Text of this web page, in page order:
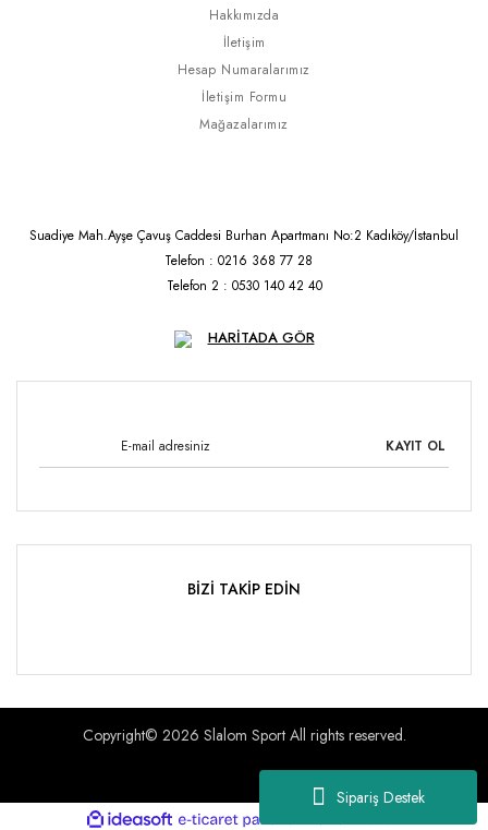
Sipariş Destek
Hakkımızda
İletişim
Hesap Numaralarımız
İletişim Formu
Mağazalarımız
Suadiye Mah.Ayşe Çavuş Caddesi Burhan Apartmanı No:2 Kadıköy/İstanbul
Telefon : 0216 368 77 28
Telefon 2 : 0530 140 42 40
HARİTADA GÖR
KAYIT OL
BİZİ TAKİP EDİN
Copyright© 2026 Slalom Sport All rights reserved.
ideasoft